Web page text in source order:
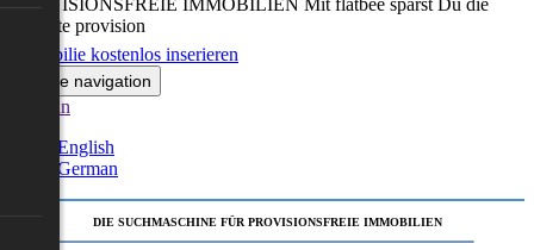
PROVISIONSFREIE IMMOBILIEN Mit flatbee sparst Du die
gesamte provision
Immobilie kostenlos inserieren
Toggle navigation
German
English
German
DIE SUCHMASCHINE FÜR PROVISIONSFREIE IMMOBILIEN